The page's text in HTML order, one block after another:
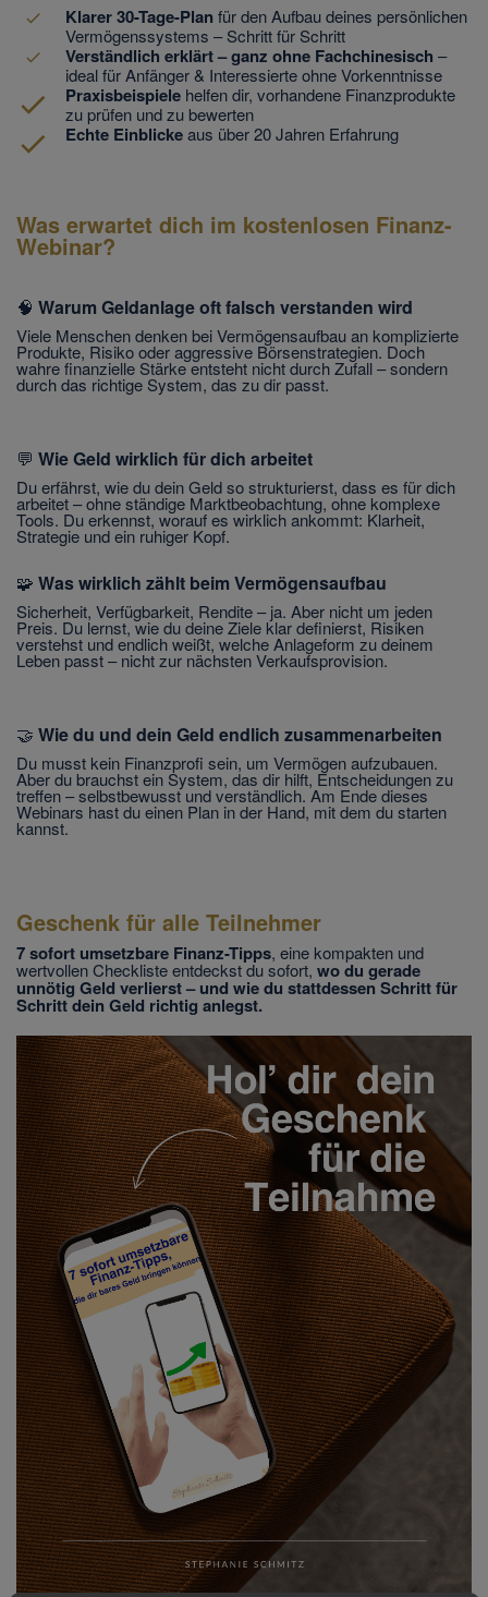
Klarer 30-Tage-Plan für den Aufbau deines persönlichen
Vermögenssystems – Schritt für Schritt
Verständlich erklärt – ganz ohne Fachchinesisch –
ideal für Anfänger & Interessierte ohne Vorkenntnisse
Praxisbeispiele helfen dir, vorhandene Finanzprodukte
zu prüfen und zu bewerten
Echte Einblickeaus über 20 Jahren Erfahrung
Was erwartet dich im kostenlosen Finanz-
Webinar?
🧠 Warum Geldanlage oft falsch verstanden wird
Viele Menschen denken bei Vermögensaufbau an komplizierte
Produkte, Risiko oder aggressive Börsenstrategien. Doch
wahre finanzielle Stärke entsteht nicht durch Zufall – sondern
durch das richtige System, das zu dir passt.
💬 Wie Geld wirklich für dich arbeitet
Du erfährst, wie du dein Geld so strukturierst, dass es für dich
arbeitet – ohne ständige Marktbeobachtung, ohne komplexe
Tools. Du erkennst, worauf es wirklich ankommt: Klarheit,
Strategie und ein ruhiger Kopf.
🧩 Was wirklich zählt beim Vermögensaufbau
Sicherheit, Verfügbarkeit, Rendite – ja. Aber nicht um jeden
Preis. Du lernst, wie du deine Ziele klar definierst, Risiken
verstehst und endlich weißt, welche Anlageform zu deinem
Leben passt – nicht zur nächsten Verkaufsprovision.
🤝 Wie du und dein Geld endlich zusammenarbeiten
Du musst kein Finanzprofi sein, um Vermögen aufzubauen.
Aber du brauchst ein System, das dir hilft, Entscheidungen zu
treffen – selbstbewusst und verständlich. Am Ende dieses
Webinars hast du einen Plan in der Hand, mit dem du starten
kannst.
Geschenk für alle Teilnehmer
7 sofort umsetzbare Finanz-Tipps, eine kompakten und
wertvollen Checkliste entdeckst du sofort, wo du gerade
unnötig Geld verlierst – und wie du stattdessen Schritt für
Schritt dein Geld richtig anlegst.